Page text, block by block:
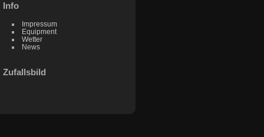
Info
Impressum
Equipment
Wetter
News
Zufallsbild